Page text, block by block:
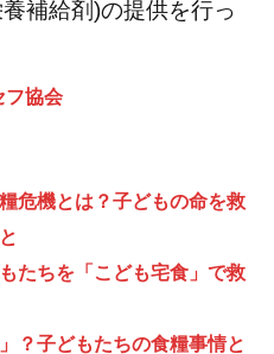
補給剤)の提供を行っ
フ協会
危機とは？子どもの命を救
たちを「こども宅食」で救
？子どもたちの食糧事情と